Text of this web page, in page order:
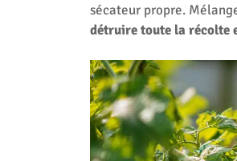
sécateur propre.
détruire toute la récolte